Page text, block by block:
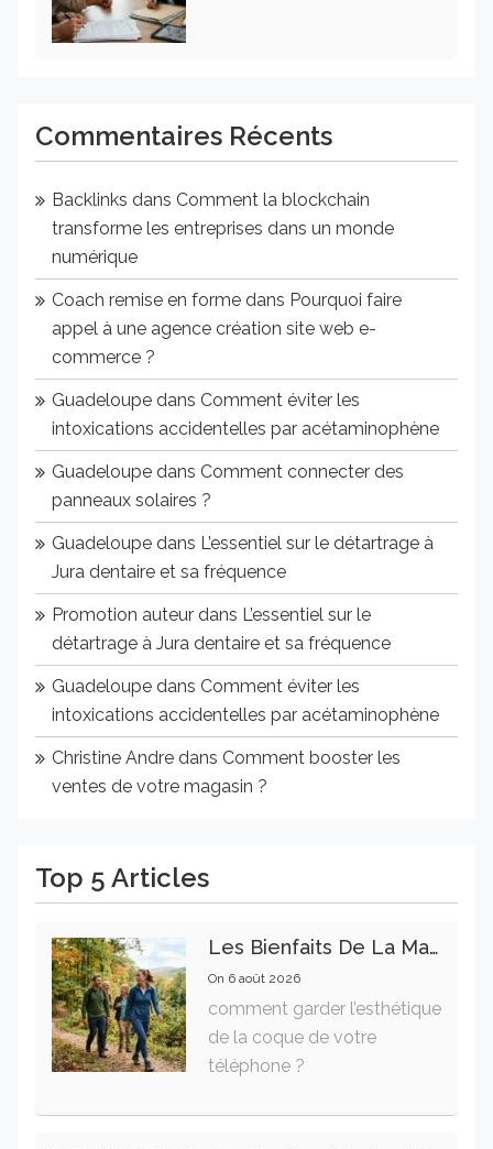
Commentaires Récents
Backlinks dans Comment la blockchain
transforme les entreprises dans un monde
numérique
Coach remise en forme dans Pourquoi faire
appel à une agence création site web e-
commerce ?
Guadeloupe dans Comment éviter les
intoxications accidentelles par acétaminophène
Guadeloupe dans Comment connecter des
panneaux solaires ?
Guadeloupe dans L’essentiel sur le détartrage à
Jura dentaire et sa fréquence
Promotion auteur dans L’essentiel sur le
détartrage à Jura dentaire et sa fréquence
Guadeloupe dans Comment éviter les
intoxications accidentelles par acétaminophène
Christine Andre dans Comment booster les
ventes de votre magasin ?
Top 5 Articles
Les Bienfaits De La Marche Sur La Santé Physique Et Mentale
On 6 août 2026
comment garder l’esthétique
de la coque de votre
téléphone ?